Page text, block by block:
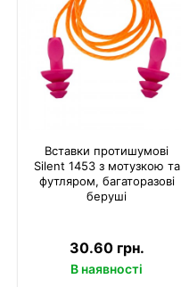
Вставки протишумові
Silent 1453 з мотузкою та
футляром, багаторазові
беруші
30.60 грн.
В наявності